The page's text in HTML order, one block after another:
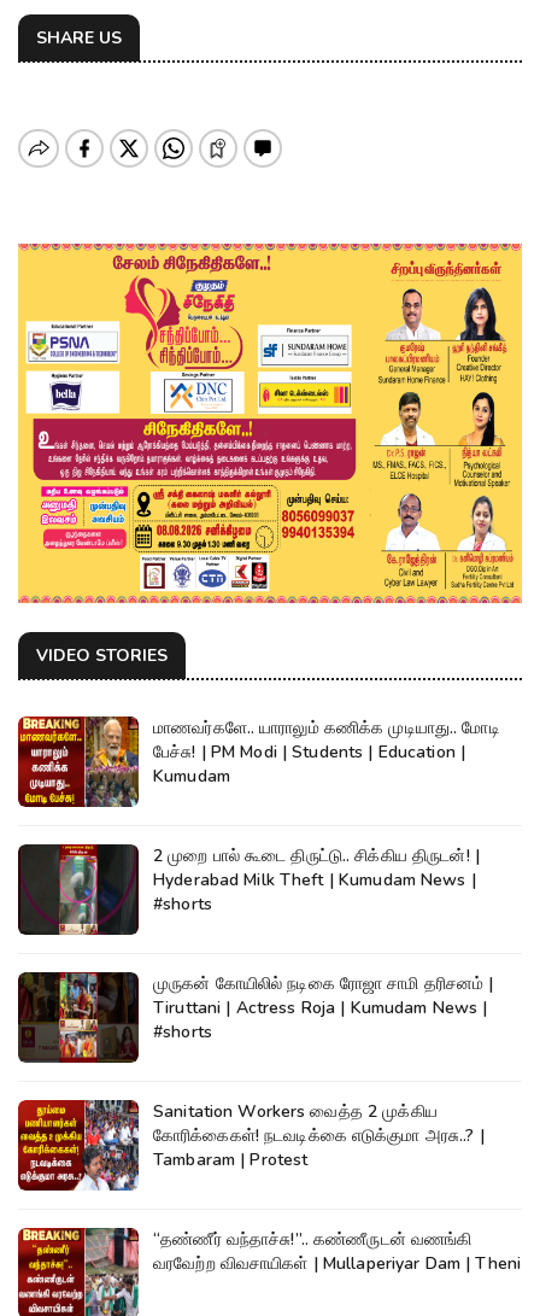
SHARE US
VIDEO STORIES
மாணவர்களே.. யாராலும் கணிக்க முடியாது.. மோடி
பேச்சு! | PM Modi | Students | Education |
Kumudam
2 முறை பால் கூடை திருட்டு.. சிக்கிய திருடன்! |
Hyderabad Milk Theft | Kumudam News |
#shorts
முருகன் கோயிலில் நடிகை ரோஜா சாமி தரிசனம் |
Tiruttani | Actress Roja | Kumudam News |
#shorts
Sanitation Workers வைத்த 2 முக்கிய
கோரிக்கைகள்! நடவடிக்கை எடுக்குமா அரசு..? |
Tambaram | Protest
“தண்ணீர் வந்தாச்சு!”.. கண்ணீருடன் வணங்கி
வரவேற்ற விவசாயிகள் | Mullaperiyar Dam | Theni